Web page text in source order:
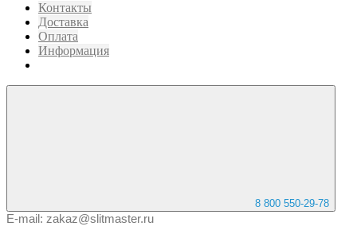
Контакты
Доставка
Оплата
Информация
8 800 550-29-78
E-mail: zakaz@slitmaster.ru